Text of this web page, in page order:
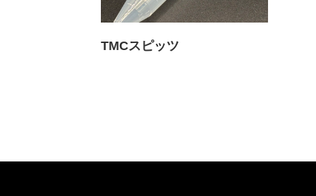
TMCスピッツ